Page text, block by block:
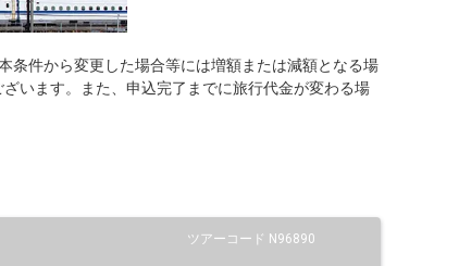
条件から変更した場合等には増額または減額となる場
います。また、申込完了までに旅行代金が変わる場
ツアーコード N96890